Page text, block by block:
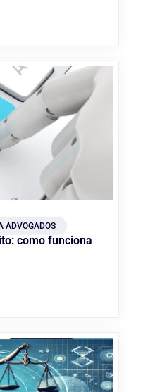
ADVOGADOS
como funciona